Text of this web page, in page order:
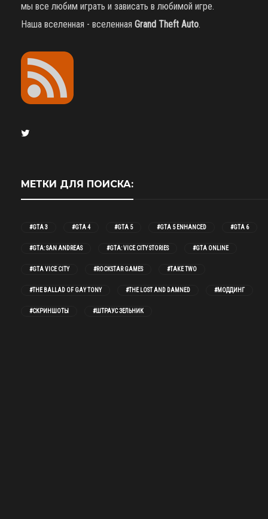
мы все любим играть и зависать в любимой игре.
Наша вселенная - вселенная Grand Theft Auto.
МЕТКИ ДЛЯ ПОИСКА:
#GTA 3 #GTA 4 #GTA 5 #GTA 5 ENHANCED #GTA 6
#GTA: SAN ANDREAS #GTA: VICE CITY STORIES #GTA ONLINE
#GTA VICE CITY #ROCKSTAR GAMES #TAKE TWO
#THE BALLAD OF GAY TONY #THE LOST AND DAMNED #МОДДИНГ
#СКРИНШОТЫ #ШТРАУС ЗЕЛЬНИК